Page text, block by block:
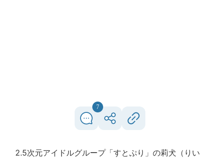
7
2.5次元アイドルグループ「すとぷり」の莉犬（りい